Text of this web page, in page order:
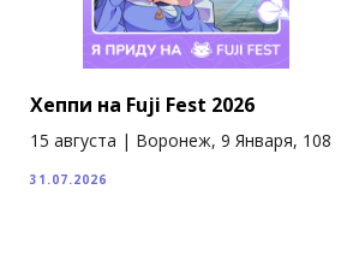
Хеппи на Fuji Fest 2026
15 августа | Воронеж, 9 Января, 108
31.07.2026